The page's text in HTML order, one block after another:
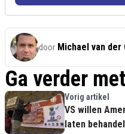
door Michael van der
Ga verder
Vorig artikel
VS willen
laten